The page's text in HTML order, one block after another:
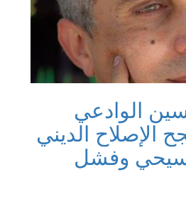
الوادعي
الإصلاح الديني
وفشل